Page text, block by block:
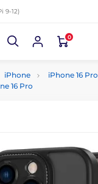
9-12)
0
iPhone
iPhone 16 Pro
16 Pro